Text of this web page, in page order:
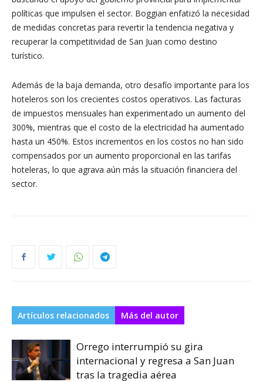
políticas que impulsen el sector. Boggian enfatizó la necesidad
de medidas concretas para revertir la tendencia negativa y
recuperar la competitividad de San Juan como destino
turístico.
Además de la baja demanda, otro desafío importante para los
hoteleros son los crecientes costos operativos. Las facturas
de impuestos mensuales han experimentado un aumento del
300%, mientras que el costo de la electricidad ha aumentado
hasta un 450%. Estos incrementos en los costos no han sido
compensados por un aumento proporcional en las tarifas
hoteleras, lo que agrava aún más la situación financiera del
sector.
Artículos relacionados Más del autor
Orrego interrumpió su gira
internacional y regresa a San Juan
tras la tragedia aérea